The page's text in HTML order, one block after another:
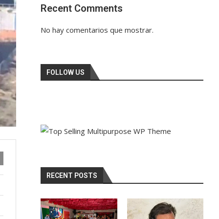
Recent Comments
No hay comentarios que mostrar.
FOLLOW US
RECENT POSTS